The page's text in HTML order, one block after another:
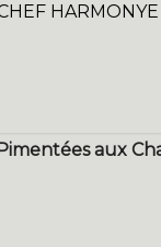
HARMONYE
aux